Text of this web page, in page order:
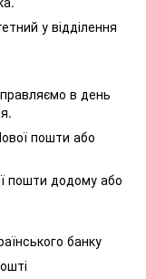
у відділення
в день
пошти або
пошти додому або
банку